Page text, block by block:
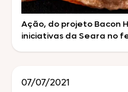
Ação, do projeto Bacon
iniciativas da Seara no
maior linha de bacon do
07/07/2021